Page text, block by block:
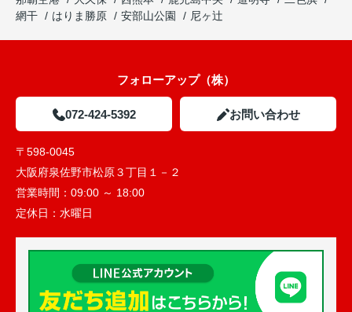
網干
はりま勝原 安部山公園 尼ヶ辻
フォローアップ（株）
072-424-5392 お問い合わせ
〒598-0045
大阪府泉佐野市松原３丁目１－２
営業時間： 09:00 ～ 18:00
定休日： 水曜日